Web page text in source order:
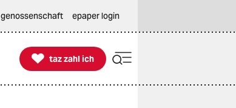
genossenschaft epaper login

taz zahl ich
taz zahl ich